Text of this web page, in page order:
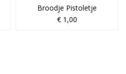
Broodje Pistoletje
€ 1,00